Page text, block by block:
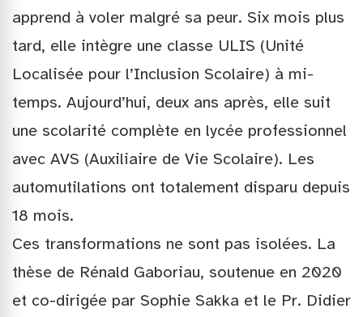
apprend à voler malgré sa peur. Six mois plus
tard, elle intègre une classe ULIS (Unité
Localisée pour l’Inclusion Scolaire) à mi-
temps. Aujourd’hui, deux ans après, elle suit
une scolarité complète en lycée professionnel
avec AVS (Auxiliaire de Vie Scolaire). Les
automutilations ont totalement disparu depuis
18 mois.
Ces transformations ne sont pas isolées. La
thèse de Rénald Gaboriau, soutenue en 2020
et co-dirigée par Sophie Sakka et le Pr. Didier